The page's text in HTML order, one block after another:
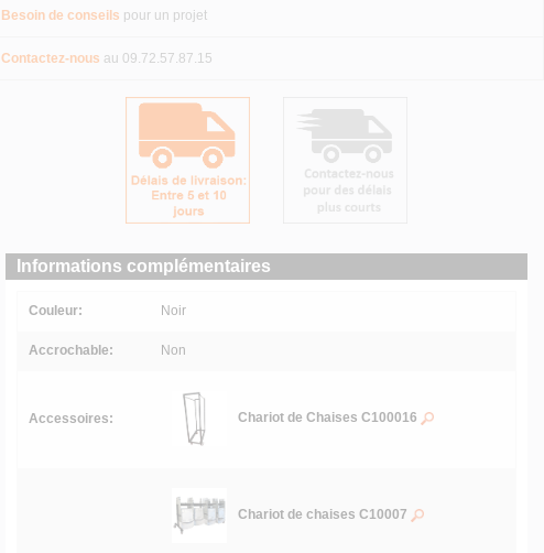
Besoin de conseils pour un projet
Contactez-nous au 09.72.57.87.15
Informations complémentaires
Couleur: Noir
Accrochable: Non
Accessoires: Chariot de Chaises C100016
Chariot de chaises C10007